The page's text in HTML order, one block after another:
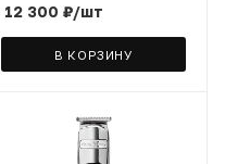
12 300 ₽/шт
В КОРЗИНУ